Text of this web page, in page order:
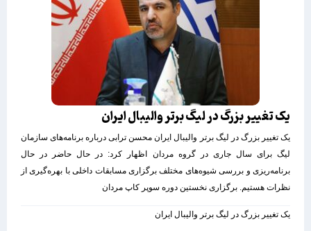
یک تغییر بزرگ در لیگ برتر والیبال ایران
یک تغییر بزرگ در لیگ برتر والیبال ایران محسن ترابی درباره برنامه‌های سازمان
لیگ برای سال جاری در گروه مردان اظهار کرد: در حال حاضر در حال
برنامه‌ریزی و بررسی شیوه‌های مختلف برگزاری مسابقات داخلی با بهره‌گیری از
نظرات هستیم. برگزاری نخستین دوره سوپر کاپ مردان
یک تغییر بزرگ در لیگ برتر والیبال ایران